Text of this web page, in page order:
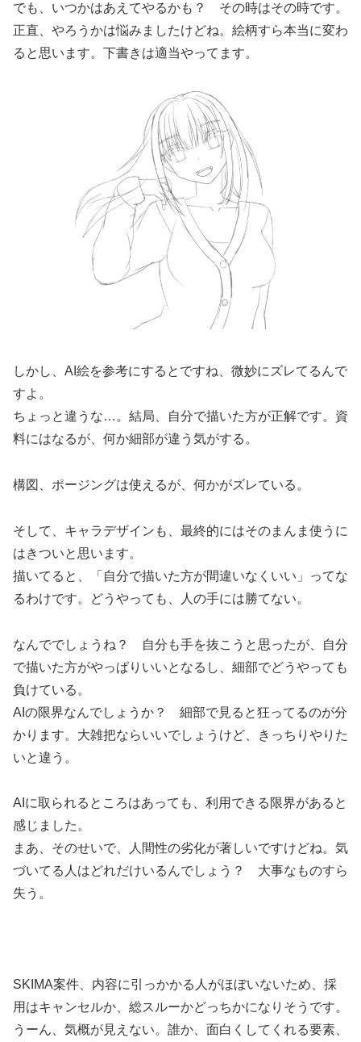
でも、いつかはあえてやるかも？ その時はその時です。
正直、やろうかは悩みましたけどね。絵柄すら本当に変わ
ると思います。下書きは適当やってます。
しかし、AI絵を参考にするとですね、微妙にズレてるんで
すよ。
ちょっと違うな…。結局、自分で描いた方が正解です。資
料にはなるが、何か細部が違う気がする。
構図、ポージングは使えるが、何かがズレている。
そして、キャラデザインも、最終的にはそのまんま使うに
はきついと思います。
描いてると、「自分で描いた方が間違いなくいい」ってな
るわけです。どうやっても、人の手には勝てない。
なんででしょうね？ 自分も手を抜こうと思ったが、自分
で描いた方がやっぱりいいとなるし、細部でどうやっても
負けている。
AIの限界なんでしょうか？ 細部で見ると狂ってるのが分
かります。大雑把ならいいでしょうけど、きっちりやりた
いと違う。
AIに取られるところはあっても、利用できる限界があると
感じました。
まあ、そのせいで、人間性の劣化が著しいですけどね。気
づいてる人はどれだけいるんでしょう？ 大事なものすら
失う。
SKIMA案件、内容に引っかかる人がほぼいないため、採
用はキャンセルか、総スルーかどっちかになりそうです。
うーん、気概が見えない。誰か、面白くしてくれる要素、